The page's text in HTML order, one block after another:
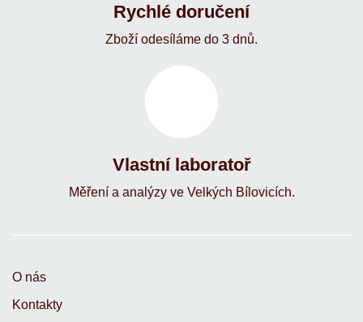
Rychlé doručení
Zboží odesíláme do 3 dnů.
Vlastní laboratoř
Měření a analýzy ve Velkých Bílovicích.
O nás
Kontakty